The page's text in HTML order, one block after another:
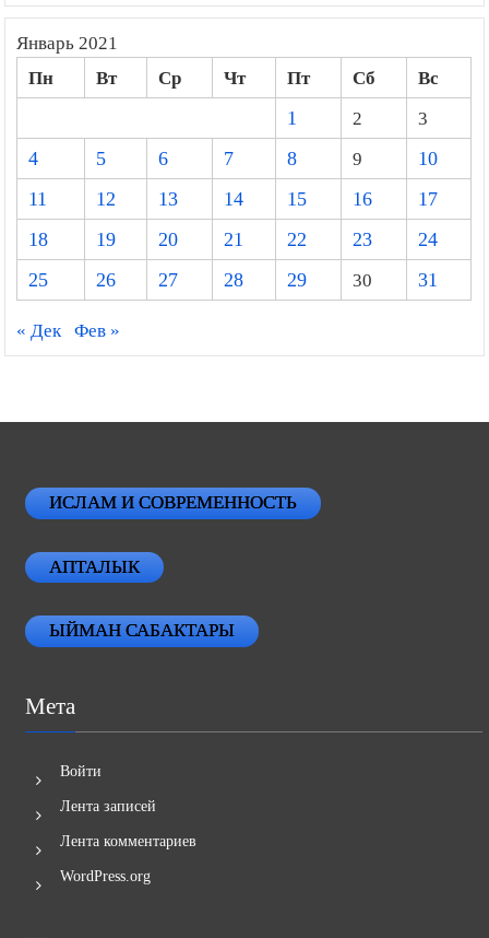
Январь 2021
Пн Вт Ср Чт Пт Сб
Вс
1
2
3
4
5 6 7 8 9
10
11
12 13 14 15 16
17
18
19 20 21 22 23
24
25
26 27 28 29 30 31
« Дек Фев »
ИСЛАМ И СОВРЕМЕННОСТЬ
АПТАЛЫК
ЫЙМАН САБАКТАРЫ
Мета
Войти
Лента записей
Лента комментариев
WordPress.org